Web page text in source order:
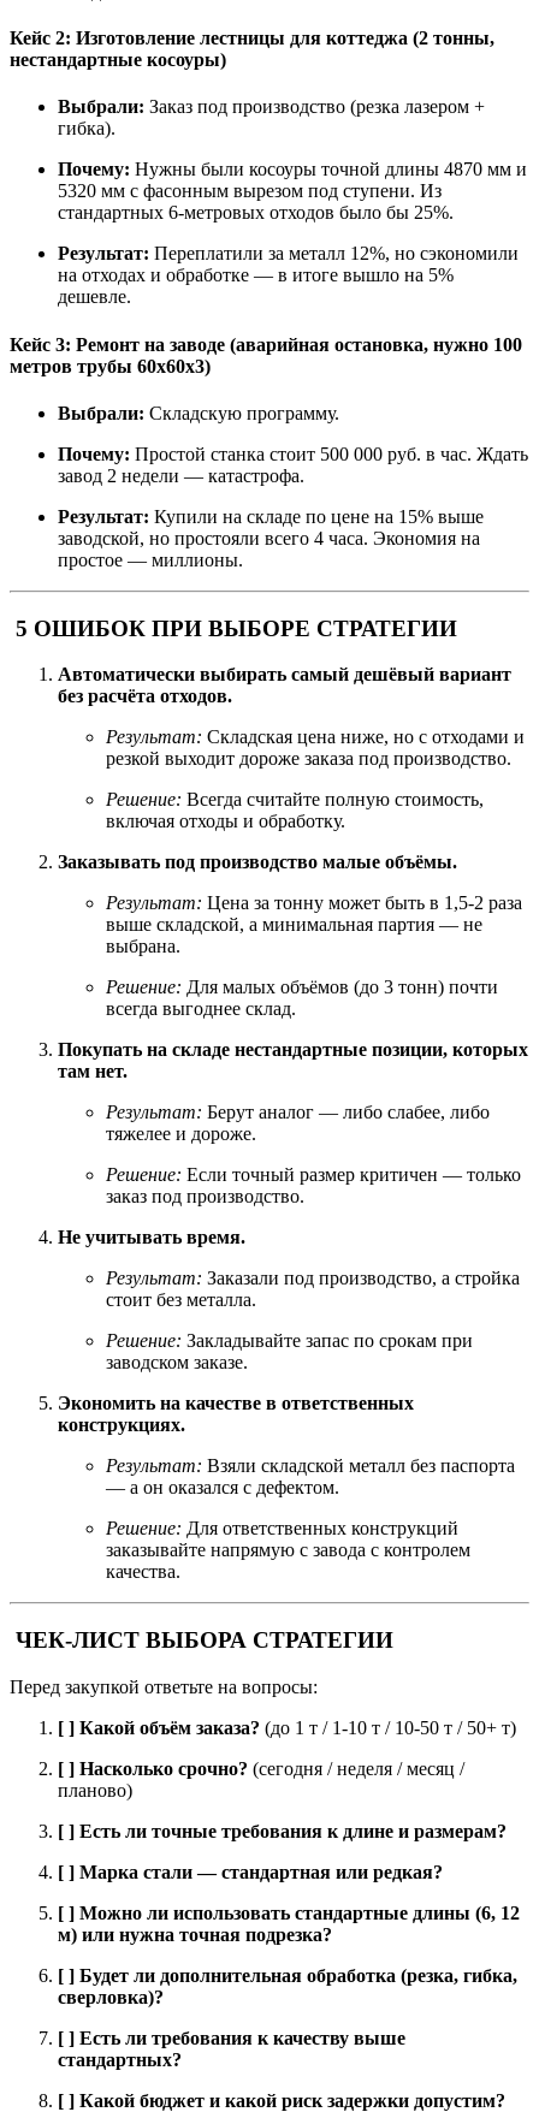
Кейс 2: Изготовление лестницы для коттеджа (2 тонны,
нестандартные косоуры)
Выбрали: Заказ под производство (резка лазером +
гибка).
Почему: Нужны были косоуры точной длины 4870 мм и
5320 мм с фасонным вырезом под ступени. Из
стандартных 6-метровых отходов было бы 25%.
Результат: Переплатили за металл 12%, но сэкономили
на отходах и обработке — в итоге вышло на 5%
дешевле.
Кейс 3: Ремонт на заводе (аварийная остановка, нужно 100
метров трубы 60x60x3)
Выбрали: Складскую программу.
Почему: Простой станка стоит 500 000 руб. в час. Ждать
завод 2 недели — катастрофа.
Результат: Купили на складе по цене на 15% выше
заводской, но простояли всего 4 часа. Экономия на
простое — миллионы.
5 ОШИБОК ПРИ ВЫБОРЕ СТРАТЕГИИ
Автоматически выбирать самый дешёвый вариант
без расчёта отходов.
Результат: Складская цена ниже, но с отходами и
резкой выходит дороже заказа под производство.
Решение: Всегда считайте полную стоимость,
включая отходы и обработку.
Заказывать под производство малые объёмы.
Результат: Цена за тонну может быть в 1,5-2 раза
выше складской, а минимальная партия — не
выбрана.
Решение: Для малых объёмов (до 3 тонн) почти
всегда выгоднее склад.
Покупать на складе нестандартные позиции, которых
там нет.
Результат: Берут аналог — либо слабее, либо
тяжелее и дороже.
Решение: Если точный размер критичен — только
заказ под производство.
Не учитывать время.
Результат: Заказали под производство, а стройка
стоит без металла.
Решение: Закладывайте запас по срокам при
заводском заказе.
Экономить на качестве в ответственных
конструкциях.
Результат: Взяли складской металл без паспорта
— а он оказался с дефектом.
Решение: Для ответственных конструкций
заказывайте напрямую с завода с контролем
качества.
ЧЕК-ЛИСТ ВЫБОРА СТРАТЕГИИ
Перед закупкой ответьте на вопросы:
[ ] Какой объём заказа? (до 1 т / 1-10 т / 10-50 т / 50+ т)
[ ] Насколько срочно? (сегодня / неделя / месяц /
планово)
[ ] Есть ли точные требования к длине и размерам?
[ ] Марка стали — стандартная или редкая?
[ ] Можно ли использовать стандартные длины (6, 12
м) или нужна точная подрезка?
[ ] Будет ли дополнительная обработка (резка, гибка,
сверловка)?
[ ] Есть ли требования к качеству выше
стандартных?
[ ] Какой бюджет и какой риск задержки допустим?